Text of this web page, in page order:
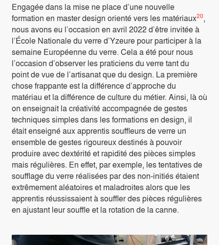
Engagée dans la mise ne place d’une nouvelle
formation en master design orienté vers les matériaux20,
nous avons eu l’occasion en avril 2022 d’être invitée à
l’École Nationale du verre d’Yzeure pour participer à la
semaine Européenne du verre. Cela a été pour nous
l’occasion d’observer les praticiens du verre tant du
point de vue de l’artisanat que du design. La première
chose frappante est la différence d’approche du
matériau et la différence de culture du métier. Ainsi, là où
on enseignait la créativité accompagnée de gestes
techniques simples dans les formations en design, il
était enseigné aux apprentis souffleurs de verre un
ensemble de gestes rigoureux destinés à pouvoir
produire avec dextérité et rapidité des pièces simples
mais régulières. En effet, par exemple, les tentatives de
soufflage du verre réalisées par des non-initiés étaient
extrêmement aléatoires et maladroites alors que les
apprentis réussissaient à souffler des pièces régulières
en ajustant leur souffle et la rotation de la canne.